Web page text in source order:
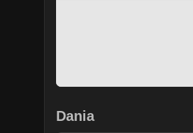
Dania